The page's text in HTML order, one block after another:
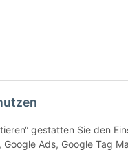
gestatten Sie den
Ads, Google Tag